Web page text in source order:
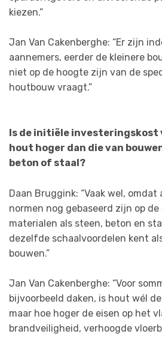
kiezen.”
Jan Van Cakenberghe: “Er zijn
aannemers, eerder de kleinere
niet op de hoogte zijn van de
houtbouw vraagt.”
Is de initiële investeringskost
hout hoger dan die van
beton of staal?
Daan Bruggink: “Vaak wel,
normen nog gebaseerd zijn op
materialen als steen, beton en
dezelfde schaalvoordelen kent
bouwen.”
Jan Van Cakenberghe: “Voor
bijvoorbeeld daken, is hout wél
maar hoe hoger de eisen op het
brandveiligheid, verhoogde